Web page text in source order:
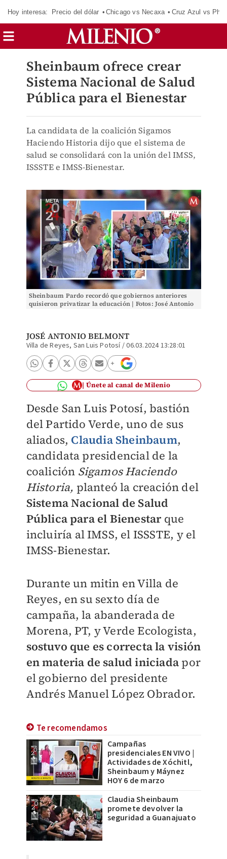
Hoy interesa: Precio del dólar Chicago vs Necaxa Cruz Azul vs
Sheinbaum ofrece crear
Sistema Nacional de Salud
Pública para el Bienestar
La candidata de la coalición Sigamos
Haciendo Historia dijo que el sistema de
salud se consolidará con la unión del IMSS,
ISSSTE e IMSS-Bienestar.
Sheinbaum Pardo recordó que gobiernos anteriores
quisieron privatizar la educación | Fotos: José Antonio
JOSÉ ANTONIO BELMONT
Villa de Reyes, San Luis Potosí/06.03.2024 13:28:01
Únete al canal de Milenio
Desde San Luis Potosí, bastión
del Partido Verde, uno de sus
aliados, Claudia Sheinbaum,
candidata presidencial de la
coalición Sigamos Haciendo
Historia, planteó la creación del
Sistema Nacional de Salud
Pública para el Bienestarque
incluiría al IMSS, el ISSSTE, y el
IMSS-Bienestar.
Durante un mitin en Villa de
Reyes, en su sexto día de
campaña, la abanderada de
Morena, PT, y Verde Ecologista,
sostuvo que es correcta la visión
en materia de salud iniciada por
el gobierno del presidente
Andrés Manuel López Obrador.
Te recomendamos
Campañas
presidenciales EN VIVO |
Actividades de Xóchitl,
Sheinbaum y Máynez
HOY 6 de marzo
Claudia Sheinbaum
promete devolver la
seguridad a Guanajuato